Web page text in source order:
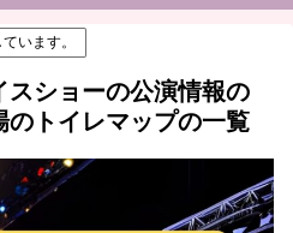
います。
スショーの公演情報の
のトイレマップの一覧